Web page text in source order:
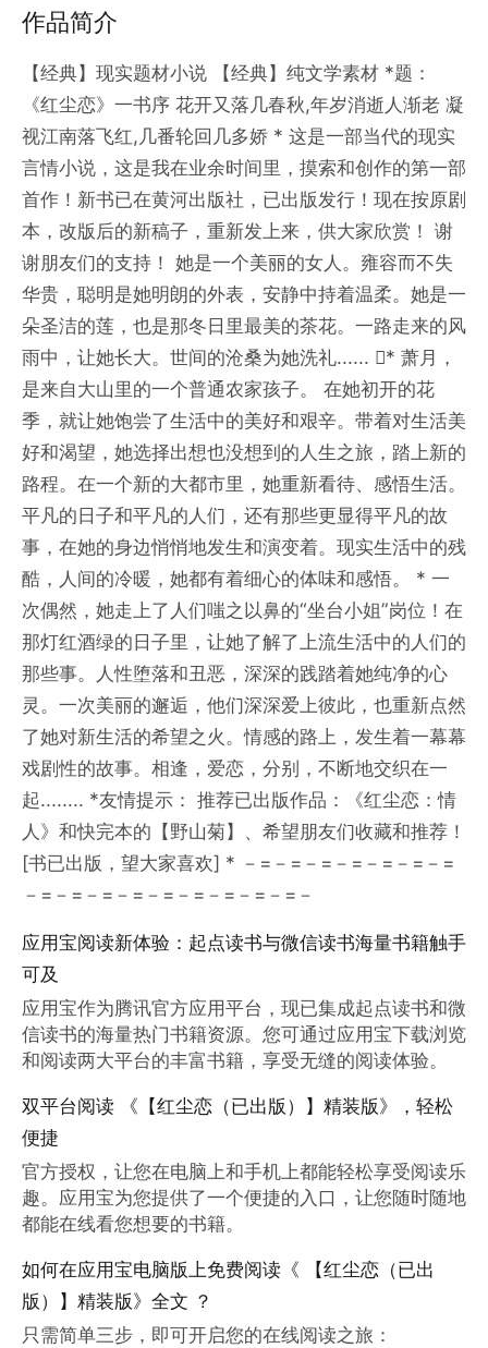
作品简介
【经典】现实题材小说 【经典】纯文学素材 *题：
《红尘恋》一书序 花开又落几春秋,年岁消逝人渐老 凝
视江南落飞红,几番轮回几多娇 * 这是一部当代的现实
言情小说，这是我在业余时间里，摸索和创作的第一部
首作！新书已在黄河出版社，已出版发行！现在按原剧
本，改版后的新稿子，重新发上来，供大家欣赏！ 谢
谢朋友们的支持！ 她是一个美丽的女人。雍容而不失
华贵，聪明是她明朗的外表，安静中持着温柔。她是一
朵圣洁的莲，也是那冬日里最美的茶花。一路走来的风
雨中，让她长大。世间的沧桑为她洗礼...... * 萧月，
是来自大山里的一个普通农家孩子。 在她初开的花
季，就让她饱尝了生活中的美好和艰辛。带着对生活美
好和渴望，她选择出想也没想到的人生之旅，踏上新的
路程。在一个新的大都市里，她重新看待、感悟生活。
平凡的日子和平凡的人们，还有那些更显得平凡的故
事，在她的身边悄悄地发生和演变着。现实生活中的残
酷，人间的冷暖，她都有着细心的体味和感悟。 * 一
次偶然，她走上了人们嗤之以鼻的“坐台小姐”岗位！在
那灯红酒绿的日子里，让她了解了上流生活中的人们的
那些事。人性堕落和丑恶，深深的践踏着她纯净的心
灵。一次美丽的邂逅，他们深深爱上彼此，也重新点然
了她对新生活的希望之火。情感的路上，发生着一幕幕
戏剧性的故事。相逢，爱恋，分别，不断地交织在一
起........ *友情提示： 推荐已出版作品：《红尘恋：情
人》和快完本的【野山菊】、希望朋友们收藏和推荐！
[书已出版，望大家喜欢] * －=－=－=－=－=－=－=
－=－=－=－=－=－=－=－=－=－
应用宝阅读新体验：起点读书与微信读书海量书籍触手
可及
应用宝作为腾讯官方应用平台，现已集成起点读书和微
信读书的海量热门书籍资源。您可通过应用宝下载浏览
和阅读两大平台的丰富书籍，享受无缝的阅读体验。
双平台阅读 《【红尘恋（已出版）】精装版》，轻松
便捷
官方授权，让您在电脑上和手机上都能轻松享受阅读乐
趣。应用宝为您提供了一个便捷的入口，让您随时随地
都能在线看您想要的书籍。
如何在应用宝电脑版上免费阅读《 【红尘恋（已出
版）】精装版》全文 ？
只需简单三步，即可开启您的在线阅读之旅：